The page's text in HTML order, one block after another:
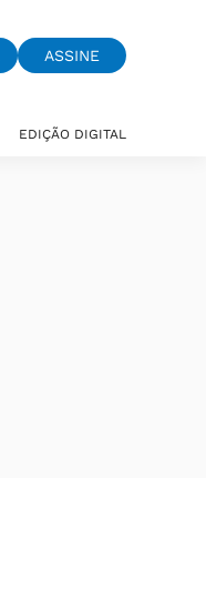
ASSINE
EDIÇÃO DIGITAL